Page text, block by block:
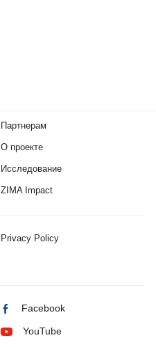
Партнерам
О проекте
Исследование
ZIMA Impact
Privacy Policy
Facebook
YouTube